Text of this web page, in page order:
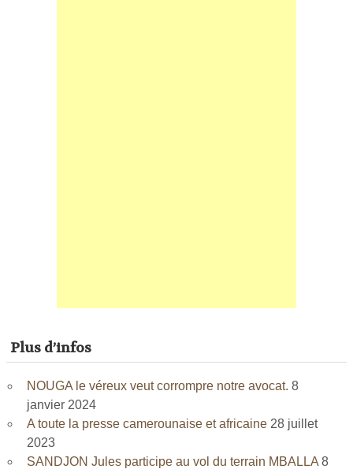
Plus d’infos
NOUGA le véreux veut corrompre notre avocat. 8
janvier 2024
A toute la presse camerounaise et africaine 28 juillet
2023
SANDJON Jules participe au vol du terrain MBALLA 8